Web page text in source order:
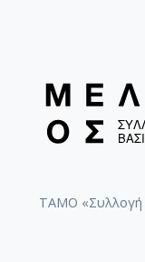
ΤΑΜΟ «Συλλογή